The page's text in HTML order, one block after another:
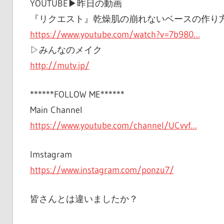
YOUTUBE▶︎昨日の動画
『リクエスト』乾燥肌の崩れないベースの作り
https://www.youtube.com/watch?v=7b980…
▷みんなのメイク
http://mutv.jp/
******FOLLOW ME******
Main Channel
https://www.youtube.com/channel/UCvvf…
Imstagram
https://www.instagram.com/ponzu7/
皆さんとは違いましたか？